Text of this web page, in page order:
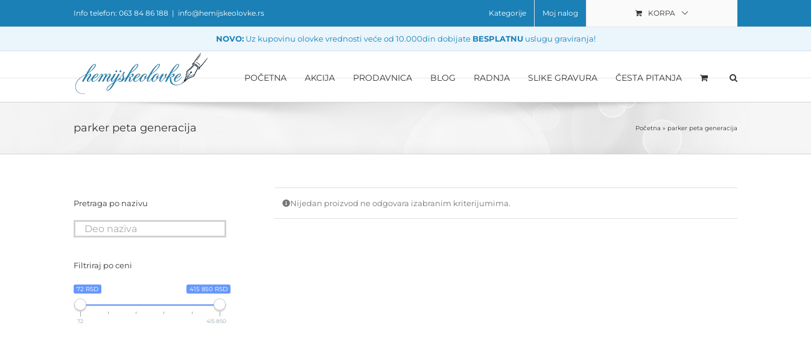
content
Info telefon: 063 84 86 188 | info@hemijskeolovke.rs Kategorije Moj nalog KORPA
NOVO:Uz kupovinu olovke vrednosti veće od 10.000din dobijate BESPLATNUuslugu graviranja!
POČETNA AKCIJA PRODAVNICA BLOG RADNJA SLIKE GRAVURA ČESTA PITANJA
parker peta generacija Početna » parker peta generacija
Nijedan proizvod ne odgovara izabranim kriterijumima.
Pretraga po nazivu
Filtriraj po ceni
72 RSD 415 850 RSD
72 415 850